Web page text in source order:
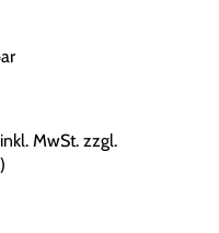
MwSt. zzgl.
)